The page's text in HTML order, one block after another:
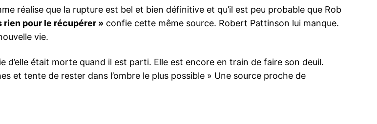
réalise que la rupture est bel et bien définitive et qu’il est peu probable que Rob
rien pour le récupérer » confie cette même source. Robert Pattinson lui manque.
vie.
d’elle était morte quand il est parti. Elle est encore en train de faire son deuil.
et tente de rester dans l’ombre le plus possible » Une source proche de